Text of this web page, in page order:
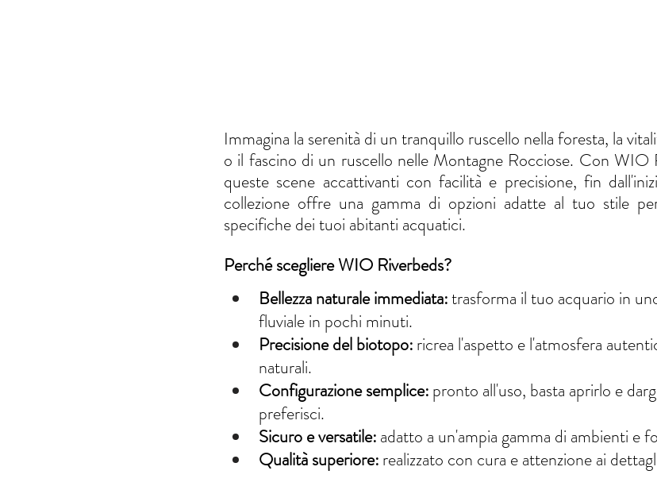
Immagina la serenità di un tranquillo ruscello nella foresta, la
o il fascino di un ruscello nelle Montagne Rocciose. Con WIO
queste scene accattivanti con facilità e precisione, fin
collezione offre una gamma di opzioni adatte al tuo stile
specifiche dei tuoi abitanti acquatici.
Perché scegliere WIO Riverbeds?
Bellezza naturale immediata:trasforma il tuo acquario in
fluviale in pochi minuti.
Precisione del biotopo:ricrea l'aspetto e l'atmosfera
naturali.
Configurazione semplice:pronto all'uso, basta aprirlo e
preferisci.
Sicuro e versatile:adatto a un'ampia gamma di ambienti e
Qualità superiore:realizzato con cura e attenzione ai